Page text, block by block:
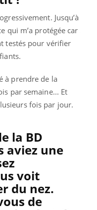
Jusqu’à
qui m’a protégée car
testés pour vérifier
à prendre de la
par semaine... Et
fois par jour.
la BD
aviez une
voit
du nez.
de